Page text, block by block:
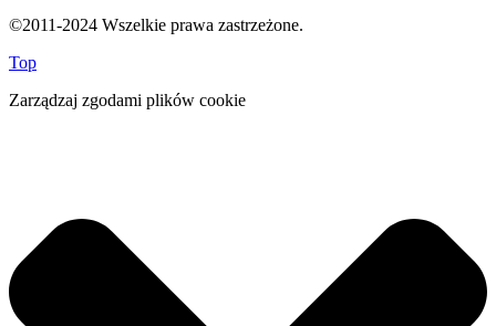
©2011-2024 Wszelkie prawa zastrzeżone.
Top
Zarządzaj zgodami plików cookie